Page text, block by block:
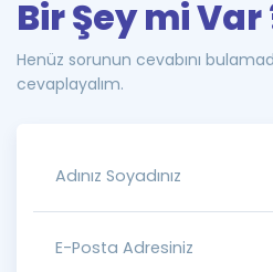
Bir Şey mi Var
Henüz sorunun cevabını
cevaplayalım.